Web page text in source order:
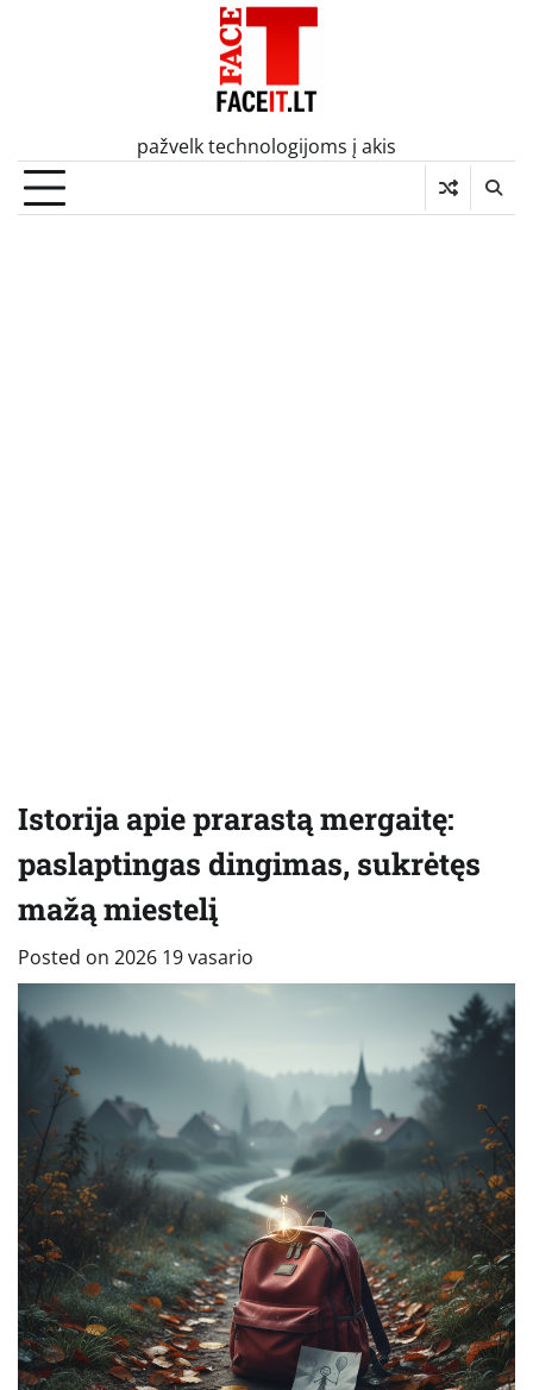
pažvelk technologijoms į akis
Istorija apie prarastą mergaitę:
paslaptingas dingimas, sukrėtęs
mažą miestelį
Posted on 2026 19 vasario